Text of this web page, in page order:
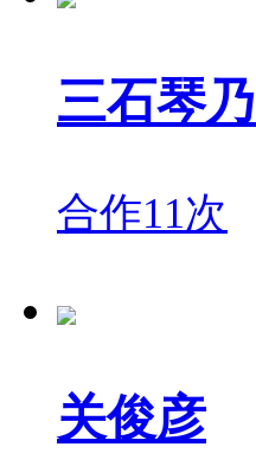
三石琴乃
合作11次
关俊彦